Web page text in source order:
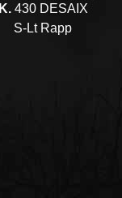
K.430 DESAIX
S-Lt Rapp